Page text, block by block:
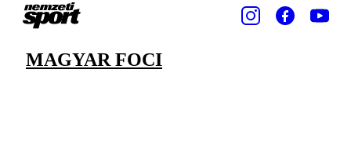
MAGYAR FOCI